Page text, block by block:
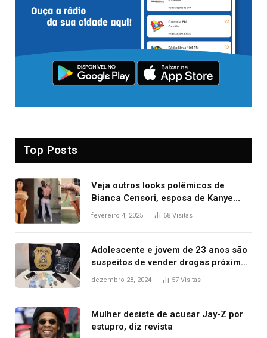
Top Posts
Veja outros looks polêmicos de
Bianca Censori, esposa de Kanye
West que apareceu nua no Grammy
fevereiro 4, 2025 68 Visitas
Adolescente e jovem de 23 anos são
suspeitos de vender drogas próximo
de delegacia e escola, diz polícia
dezembro 28, 2024 57 Visitas
Mulher desiste de acusar Jay-Z por
estupro, diz revista